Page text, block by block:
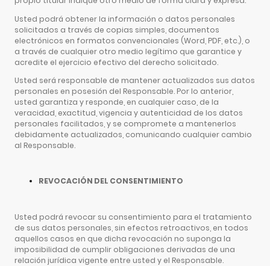
Usted podrá obtener la información o datos personales
solicitados a través de copias simples, documentos
electrónicos en formatos convencionales (Word, PDF, etc.), o
a través de cualquier otro medio legítimo que garantice y
acredite el ejercicio efectivo del derecho solicitado.
Usted será responsable de mantener actualizados sus datos
personales en posesión del Responsable. Por lo anterior,
usted garantiza y responde, en cualquier caso, de la
veracidad, exactitud, vigencia y autenticidad de los datos
personales facilitados, y se compromete a mantenerlos
debidamente actualizados, comunicando cualquier cambio
al Responsable.
REVOCACIÓN DEL CONSENTIMIENTO
Usted podrá revocar su consentimiento para el tratamiento
de sus datos personales, sin efectos retroactivos, en todos
aquellos casos en que dicha revocación no suponga la
imposibilidad de cumplir obligaciones derivadas de una
relación jurídica vigente entre usted y el Responsable.